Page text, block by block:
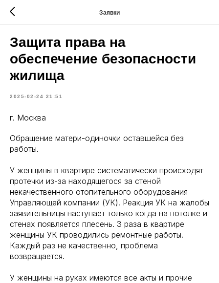
Заявки
Защита права на
обеспечение безопасности
жилища
2025-02-24 21:51
г. Москва
Обращение матери-одиночки оставшейся без
работы.
У женщины в квартире систематически происходят
протечки из-за находящегося за стеной
некачественного отопительного оборудования
Управляющей компании (УК). Реакция УК на жалобы
заявительницы наступает только когда на потолке и
стенах появляется плесень. 3 раза в квартире
женщины УК проводились ремонтные работы.
Каждый раз не качественно, проблема
возвращается.
У женщины на руках имеются все акты и прочие